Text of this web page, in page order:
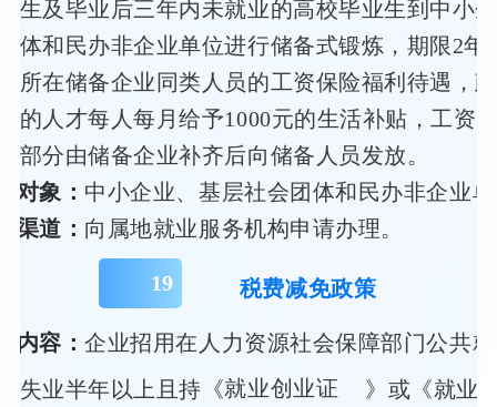
生及毕业后三年内未就业的高校毕业生到中小
体和民办非企业单位进行储备式锻炼，期限2年
所在储备企业同类人员的工资保险福利待遇，
的人才每人每月给予1000元的生活补贴，工资
部分由储备企业补齐后向储备人员发放。
对象： 中小企业、基层社会团体和民办非企业
渠道： 向属地就业服务机构申请办理。
19 税费减免政策
内容：企业招用在人力资源社会保障部门公共
失业半年以上且持《就业创业证
》或《就业